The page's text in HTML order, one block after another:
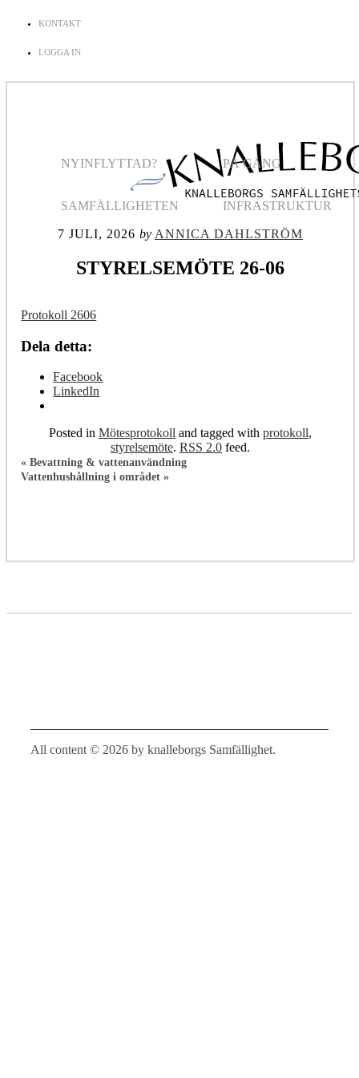
KONTAKT
LOGGA IN
NYINFLYTTAD?
SAMFÄLLIGHETEN
PÅ GÅNG
INFRASTRUKTUR
7 JULI, 2026 by ANNICA DAHLSTRÖM
STYRELSEMÖTE 26-06
Protokoll 2606
Dela detta:
Facebook
LinkedIn
Posted in Mötesprotokoll and tagged with protokoll,
styrelsemöte. RSS 2.0feed.
« Bevattning & vattenanvändning
Vattenhushållning i området »
All content © 2026 by knalleborgs Samfällighet.